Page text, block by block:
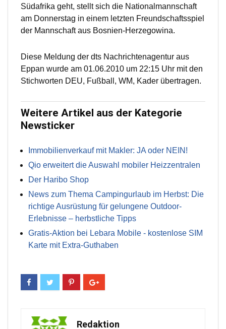
Südafrika geht, stellt sich die Nationalmannschaft
am Donnerstag in einem letzten Freundschaftsspiel
der Mannschaft aus Bosnien-Herzegowina.
Diese Meldung der dts Nachrichtenagentur aus
Eppan wurde am 01.06.2010 um 22:15 Uhr mit den
Stichworten DEU, Fußball, WM, Kader übertragen.
Weitere Artikel aus der Kategorie
Newsticker
Immobilienverkauf mit Makler: JA oder NEIN!
Qio erweitert die Auswahl mobiler Heizzentralen
Der Haribo Shop
News zum Thema Campingurlaub im Herbst: Die
richtige Ausrüstung für gelungene Outdoor-
Erlebnisse – herbstliche Tipps
Gratis-Aktion bei Lebara Mobile - kostenlose SIM
Karte mit Extra-Guthaben
Redaktion